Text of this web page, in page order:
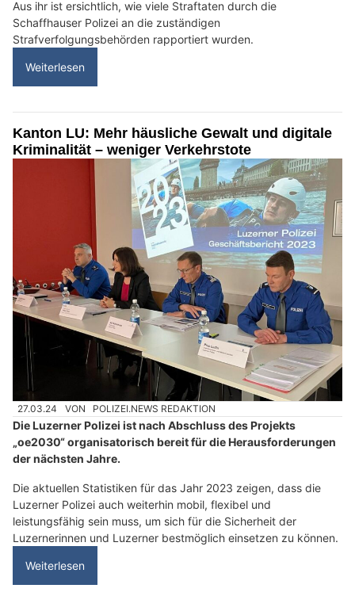
Aus ihr ist ersichtlich, wie viele Straftaten durch die
Schaffhauser Polizei an die zuständigen
Strafverfolgungsbehörden rapportiert wurden.
Weiterlesen
Kanton LU: Mehr häusliche Gewalt und digitale
Kriminalität – weniger Verkehrstote
27.03.24 VON POLIZEI.NEWS REDAKTION
Die Luzerner Polizei ist nach Abschluss des Projekts
„oe2030“ organisatorisch bereit für die Herausforderungen
der nächsten Jahre.
Die aktuellen Statistiken für das Jahr 2023 zeigen, dass die
Luzerner Polizei auch weiterhin mobil, flexibel und
leistungsfähig sein muss, um sich für die Sicherheit der
Luzernerinnen und Luzerner bestmöglich einsetzen zu können.
Weiterlesen